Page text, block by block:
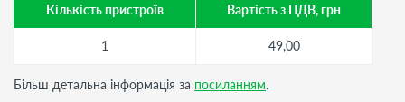
Кількість пристроїв Вартість з ПДВ, грн
1 49,00
Більш детальна інформація за посиланням.